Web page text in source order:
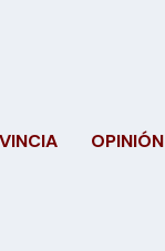
OPINIÓN